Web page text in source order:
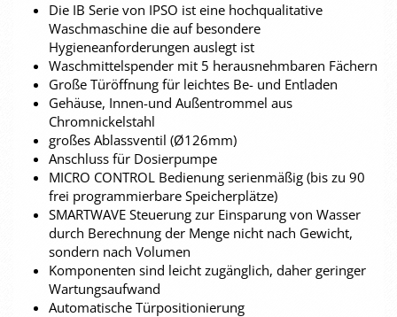
Die IB Serie von IPSO ist eine hochqualitative
Waschmaschine die auf besondere
Hygieneanforderungen auslegt ist
Waschmittelspender mit 5 herausnehmbaren Fächern
Große Türöffnung für leichtes Be- und Entladen
Gehäuse, Innen-und Außentrommel aus
Chromnickelstahl
großes Ablassventil (Ø126mm)
Anschluss für Dosierpumpe
MICRO CONTROL Bedienung serienmäßig (bis zu 90
frei programmierbare Speicherplätze)
SMARTWAVE Steuerung zur Einsparung von Wasser
durch Berechnung der Menge nicht nach Gewicht,
sondern nach Volumen
Komponenten sind leicht zugänglich, daher geringer
Wartungsaufwand
Automatische Türpositionierung